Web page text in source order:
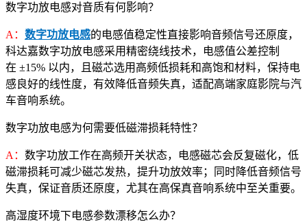
数字功放电感对音质有何影响？
A： 数字功放电感的电感值稳定性直接影响音频信号还原度，
科达嘉数字功放电感采用精密绕线技术，电感值公差控制
在 ±15% 以内，且磁芯选用高频低损耗和高饱和材料，保持电
感良好的线性度，有效降低音频失真，适配高端家庭影院与汽
车音响系统。
数字功放电感为何需要低磁滞损耗特性？
A： 数字功放工作在高频开关状态，电感磁芯会反复磁化，低
磁滞损耗可减少磁芯发热，提升功放效率；同时降低音频信号
失真，保证音质还原度，尤其在高保真音响系统中至关重要。
高湿度环境下电感参数漂移怎么办？